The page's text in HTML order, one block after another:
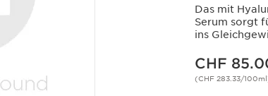
Das mit
Serum sorgt
ins
Aktueller Preis CHF 85.00
CHF
(CHF 283.33/